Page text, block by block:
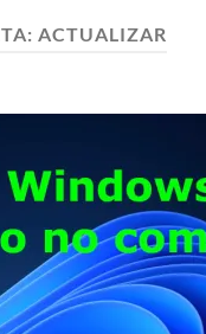
ACTUALIZAR